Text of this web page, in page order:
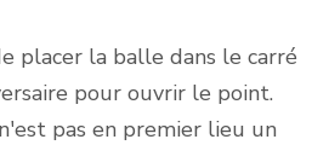
placer la balle dans le carré
pour ouvrir le point.
pas en premier lieu un